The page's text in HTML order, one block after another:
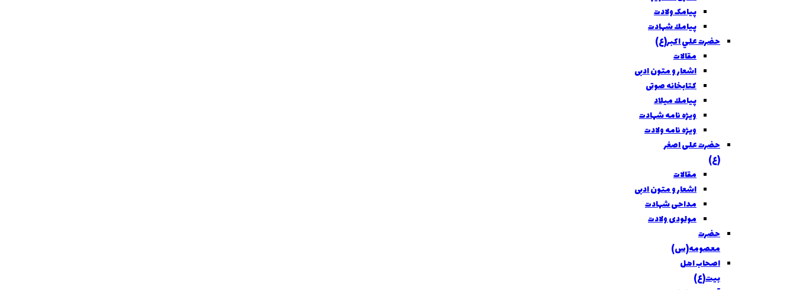
پیامک ولادت
پيامك شهادت
حضرت علي اکبر(ع)
مقالات
اشعار و متون ادبی
کتابخانه صوتی
پيامك ميلاد
ویژه نامه شهادت
ويژه نامه ولادت
حضرت علی اصغر
(ع)
مقالات
اشعار و متون ادبی
مداحی شهادت
مولودی ولادت
حضرت
معصومه(س)
اصحاب اهل
بيت(ع)